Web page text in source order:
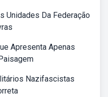
Unidades Da Federação
Apresenta Apenas
Nazifascistas